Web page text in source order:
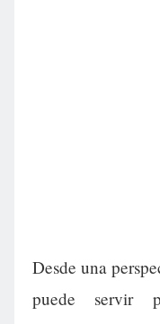
Desde una
puede servir